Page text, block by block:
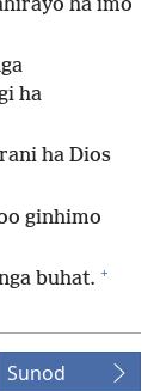
ha imo
ha
ha Dios
ginhimo
buhat. +
Sunod